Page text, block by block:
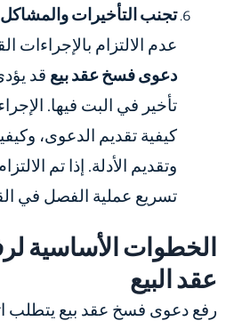
تجنب التأخيرات والمشاكل
عدم الالتزام بالإجراءات
دعوى فسخ عقد بيع قد
تأخير في البت فيها.
كيفية تقديم الدعوى،
وتقديم الأدلة. إذا تم
تسريع عملية الفصل في
الخطوات الأساسية
عقد البيع
رفع دعوى فسخ عقد بيع يتطلب